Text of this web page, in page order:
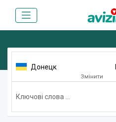
Донецк
Змінити